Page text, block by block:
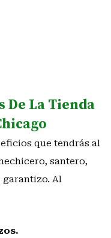
De La Tienda
que tendrás al
santero,
Al